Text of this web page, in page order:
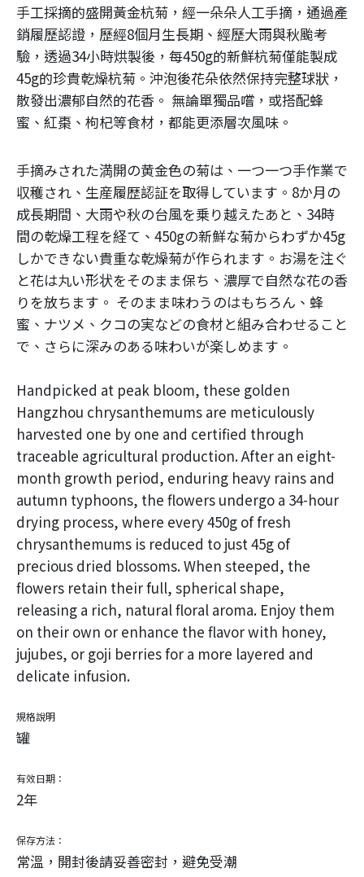
手工採摘的盛開黃金杭菊，經一朵朵人工手摘，通過產
銷履歷認證，歷經8個月生長期、經歷大雨與秋颱考
驗，透過34小時烘製後，每450g的新鮮杭菊僅能製成
45g的珍貴乾燥杭菊。沖泡後花朵依然保持完整球狀，
散發出濃郁自然的花香。 無論單獨品嚐，或搭配蜂
蜜、紅棗、枸杞等食材，都能更添層次風味。
手摘みされた満開の黄金色の菊は、一つ一つ手作業で
収穫され、生産履歴認証を取得しています。8か月の
成長期間、大雨や秋の台風を乗り越えたあと、34時
間の乾燥工程を経て、450gの新鮮な菊からわずか45g
しかできない貴重な乾燥菊が作られます。お湯を注ぐ
と花は丸い形状をそのまま保ち、濃厚で自然な花の香
りを放ちます。 そのまま味わうのはもちろん、蜂
蜜、ナツメ、クコの実などの食材と組み合わせること
で、さらに深みのある味わいが楽しめます。
Handpicked at peak bloom, these golden
Hangzhou chrysanthemums are meticulously
harvested one by one and certified through
traceable agricultural production. After an eight-
month growth period, enduring heavy rains and
autumn typhoons, the flowers undergo a 34-hour
drying process, where every 450g of fresh
chrysanthemums is reduced to just 45g of
precious dried blossoms. When steeped, the
flowers retain their full, spherical shape,
releasing a rich, natural floral aroma. Enjoy them
on their own or enhance the flavor with honey,
jujubes, or goji berries for a more layered and
delicate infusion.
規格說明
罐
有效日期：
2年
保存方法：
常溫，開封後請妥善密封，避免受潮